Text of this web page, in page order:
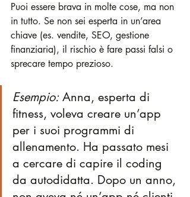
Puoi essere brava in molte cose, ma non
in tutto. Se non sei esperta in un’area
chiave (es. vendite, SEO, gestione
finanziaria), il rischio è fare passi falsi o
sprecare tempo prezioso.
Esempio: Anna, esperta di
fitness, voleva creare un’app
per i suoi programmi di
allenamento. Ha passato mesi
a cercare di capire il coding
da autodidatta. Dopo un anno,